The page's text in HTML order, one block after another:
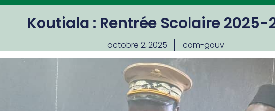
Koutiala : Rentrée Scolaire 2025-
octobre 2, 2025 com-gouv